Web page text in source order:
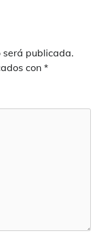
será publicada.
con *